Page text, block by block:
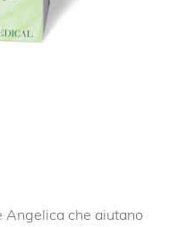
Angelica che aiutano